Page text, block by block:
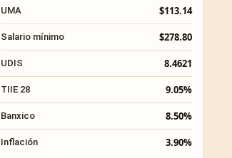
UMA $113.14
Salario mínimo $278.80
UDIS 8.4621
TIIE 28 9.05%
Banxico 8.50%
Inflación 3.90%